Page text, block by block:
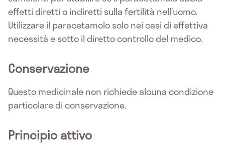
effetti diretti o indiretti sulla fertilità nell’uomo.
Utilizzare il paracetamolo solo nei casi di effettiva
necessità e sotto il diretto controllo del medico.
Conservazione
Questo medicinale non richiede alcuna condizione
particolare di conservazione.
Principio attivo